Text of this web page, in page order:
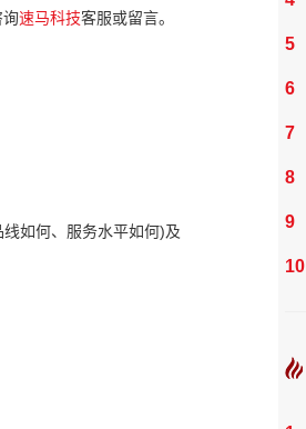
速马科技客服或留言。
如何、服务水平如何)及
5
6
7
8
9
10